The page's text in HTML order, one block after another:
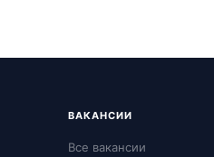
ВАКАНСИИ
Все вакансии